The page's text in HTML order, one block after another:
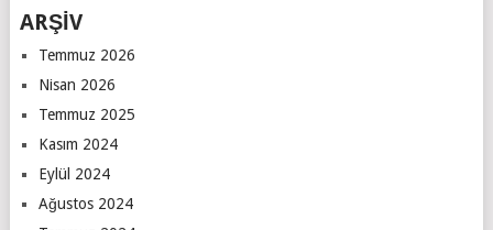
ARŞİV
Temmuz 2026
Nisan 2026
Temmuz 2025
Kasım 2024
Eylül 2024
Ağustos 2024